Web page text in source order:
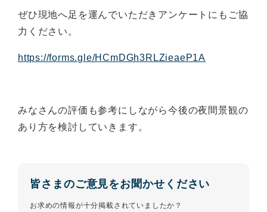
ぜひ現地へ足を運んでいただきアンケートにもご協
力ください。
https://forms.gle/HCmDGh3RLZieaeP1A
みなさんの評価も参考にしながら今後の夜間景観の
あり方を検討していきます。
皆さまのご意見をお聞かせください
お求めの情報が十分掲載されていましたか？